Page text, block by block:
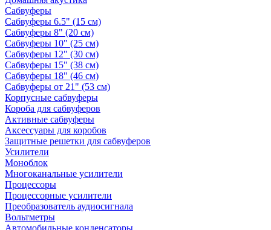
Сабвуферы
Сабвуферы 6.5" (15 см)
Сабвуферы 8" (20 см)
Сабвуферы 10" (25 см)
Сабвуферы 12" (30 см)
Сабвуферы 15" (38 см)
Сабвуферы 18" (46 см)
Сабвуферы от 21" (53 см)
Корпусные сабвуферы
Короба для сабвуферов
Активные сабвуферы
Аксессуары для коробов
Защитные решетки для сабвуферов
Усилители
Моноблок
Многоканальные усилители
Процессоры
Процессорные усилители
Преобразователь аудиосигнала
Вольтметры
Автомобильные конденсаторы